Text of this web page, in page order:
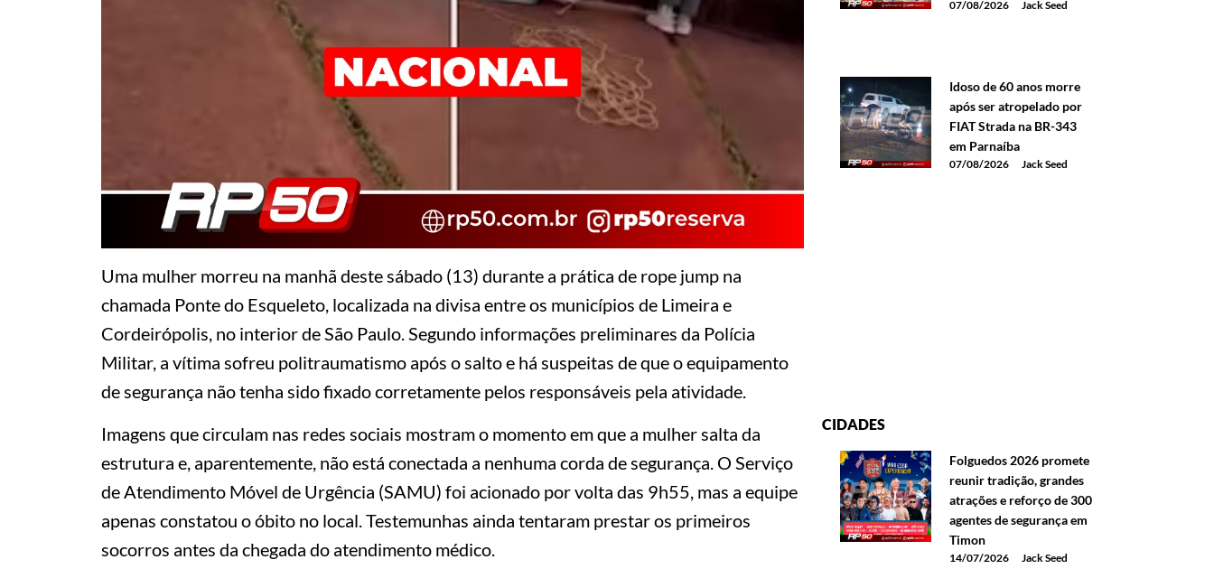
Uma mulher morreu na manhã deste sábado (13) durante a prática de rope jump na
chamada Ponte do Esqueleto, localizada na divisa entre os municípios de Limeira e
Cordeirópolis, no interior de São Paulo. Segundo informações preliminares da Polícia
Militar, a vítima sofreu politraumatismo após o salto e há suspeitas de que o equipamento
de segurança não tenha sido fixado corretamente pelos responsáveis pela atividade.
Imagens que circulam nas redes sociais mostram o momento em que a mulher salta da
estrutura e, aparentemente, não está conectada a nenhuma corda de segurança. O Serviço
de Atendimento Móvel de Urgência (SAMU) foi acionado por volta das 9h55, mas a equipe
apenas constatou o óbito no local. Testemunhas ainda tentaram prestar os primeiros
socorros antes da chegada do atendimento médico.
07/08/2026 Jack Seed
Idoso de 60 anos morre
após ser atropelado por
FIAT Strada na BR-343
em Parnaíba
07/08/2026 Jack Seed
CIDADES
Folguedos 2026 promete
reunir tradição, grandes
atrações e reforço de 300
agentes de segurança em
Timon
14/07/2026 Jack Seed